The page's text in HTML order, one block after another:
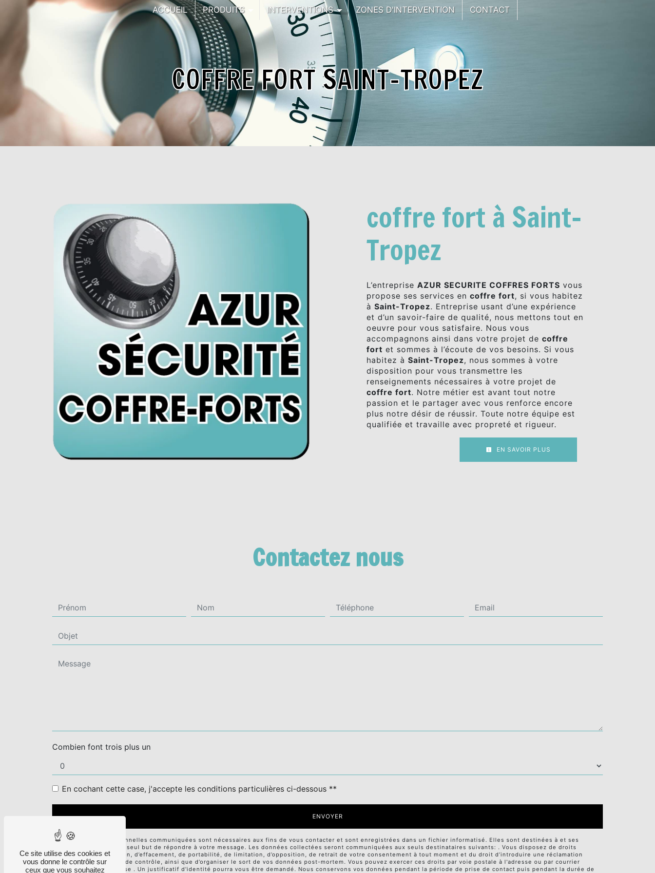
ACCUEIL PRODUITS INTERVENTIONS ZONES D'INTERVENTION CONTACT
COFFRE FORT SAINT-TROPEZ
coffre fort à Saint-
Tropez
L’entreprise AZUR SECURITE COFFRES FORTS vous
propose ses services en coffre fort, si vous habitez
à Saint-Tropez. Entreprise usant d’une expérience
et d’un savoir-faire de qualité, nous mettons tout en
oeuvre pour vous satisfaire. Nous vous
accompagnons ainsi dans votre projet de coffre
fort et sommes à l’écoute de vos besoins. Si vous
habitez à Saint-Tropez, nous sommes à votre
disposition pour vous transmettre les
renseignements nécessaires à votre projet de
coffre fort. Notre métier est avant tout notre
passion et le partager avec vous renforce encore
plus notre désir de réussir. Toute notre équipe est
qualifiée et travaille avec propreté et rigueur.
EN SAVOIR PLUS
Contactez nous
Combien font trois plus un
En cochant cette case, j'accepte les conditions particulières ci-dessous **
ENVOYER
** Les données personnelles communiquées sont nécessaires aux fins de vous contacter et sont enregistrées dans un fichier informatisé. Elles sont destinées à et ses
sous-traitants dans le seul but de répondre à votre message. Les données collectées seront communiquées aux seuls destinataires suivants: . Vous disposez de droits
d’accès, de rectification, d’effacement, de portabilité, de limitation, d’opposition, de retrait de votre consentement à tout moment et du droit d’introduire une réclamation
auprès d’une autorité de contrôle, ainsi que d’organiser le sort de vos données post-mortem. Vous pouvez exercer ces droits par voie postale à l'adresse ou par courrier
électronique à l'adresse . Un justificatif d'identité pourra vous être demandé. Nous conservons vos données pendant la période de prise de contact puis pendant la durée de
Panneau de gestion des cookies
Ce site utilise des cookies et
vous donne le contrôle sur
ceux que vous souhaitez